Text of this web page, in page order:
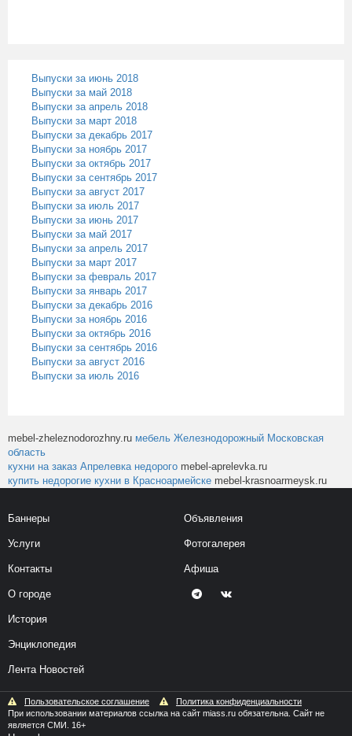
Выпуски за июнь 2018
Выпуски за май 2018
Выпуски за апрель 2018
Выпуски за март 2018
Выпуски за декабрь 2017
Выпуски за ноябрь 2017
Выпуски за октябрь 2017
Выпуски за сентябрь 2017
Выпуски за август 2017
Выпуски за июль 2017
Выпуски за июнь 2017
Выпуски за май 2017
Выпуски за апрель 2017
Выпуски за март 2017
Выпуски за февраль 2017
Выпуски за январь 2017
Выпуски за декабрь 2016
Выпуски за ноябрь 2016
Выпуски за октябрь 2016
Выпуски за сентябрь 2016
Выпуски за август 2016
Выпуски за июль 2016
mebel-zheleznodorozhny.ru мебель Железнодорожный Московская
область
кухни на заказ Апрелевка недорого mebel-aprelevka.ru
купить недорогие кухни в Красноармейске mebel-krasnoarmeysk.ru
Баннеры
Услуги
Контакты
О городе
История
Энциклопедия
Лента Новостей
Объявления
Фотогалерея
Афиша
Пользовательское соглашение
Политика конфиденциальности
При использовании материалов ссылка на сайт miass.ru обязательна. Сайт не
является СМИ. 16+